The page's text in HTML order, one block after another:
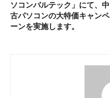
ソコンバルテック」にて、中
古パソコンの大特価キャンペ
ーンを実施します。